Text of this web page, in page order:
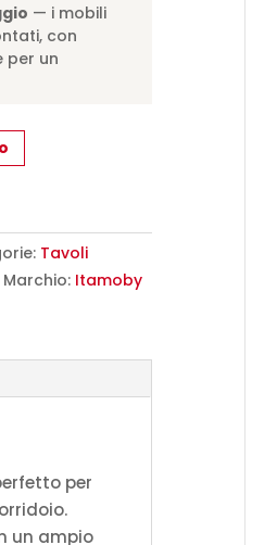
— i mobili
con
per un
Tavoli
Marchio: Itamoby
per
un ampio